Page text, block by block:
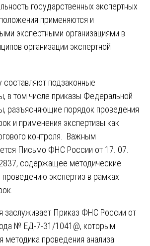
государственных экспертных
применяются и
экспертными организациями в
организации экспертной
составляют подзаконные
в том числе приказы Федеральной
разъясняющие порядок проведения
и применения экспертизы как
контроля. Важным
Письмо ФНС России от 17. 07.
содержащее методические
экспертиз в рамках
заслуживает Приказ ФНС России от
№ ЕД-7-31/1041@, которым
методика проведения анализа